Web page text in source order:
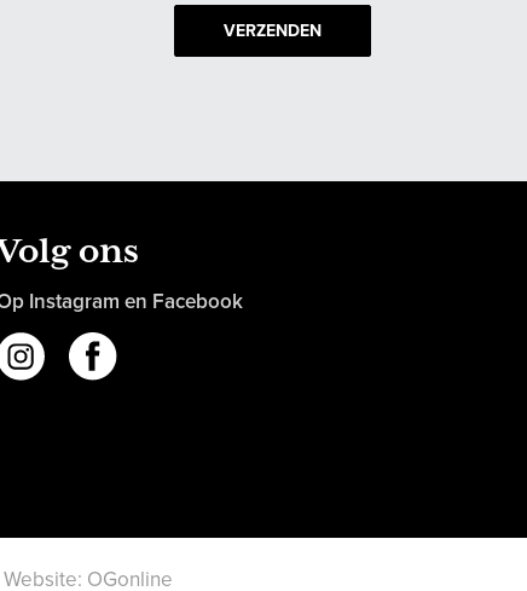
VERZENDEN
ons
Instagram en Facebook
Website: OGonline